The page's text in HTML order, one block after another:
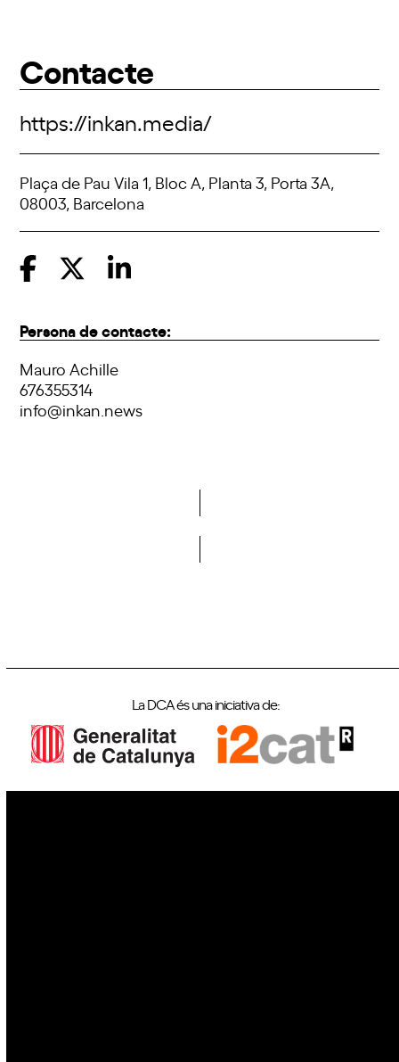
Contacte
https://inkan.media/
Plaça de Pau Vila 1, Bloc A, Planta 3, Porta 3A,
08003, Barcelona
Persona de contacte:
Mauro Achille
676355314
info@inkan.news
La DCA és una iniciativa de: